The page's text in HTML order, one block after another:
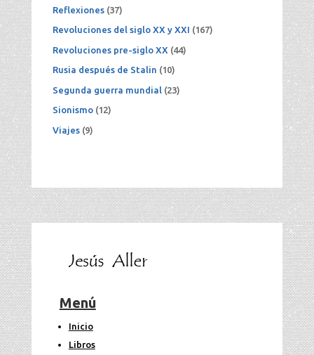
Reflexiones(37)
Revoluciones del siglo XX y XXI (167)
Revoluciones pre-siglo XX (44)
Rusia después de Stalin (10)
Segunda guerra mundial(23)
Sionismo(12)
Viajes(9)
Menú
Inicio
Libros